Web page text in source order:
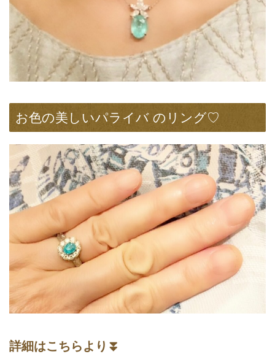
お色の美しいパライバ のリング♡
詳細はこちらより⏬